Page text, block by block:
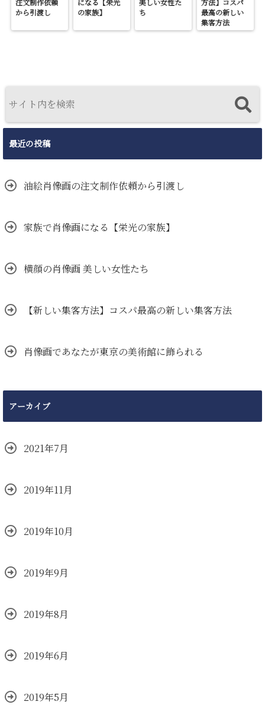
から引渡し
の家族】
ち
最高の新しい
集客方法
最近の投稿
油絵肖像画の注文制作依頼から引渡し
家族で肖像画になる【栄光の家族】
横顔の肖像画 美しい女性たち
【新しい集客方法】コスパ最高の新しい集客方法
肖像画であなたが東京の美術館に飾られる
アーカイブ
2021年7月
2019年11月
2019年10月
2019年9月
2019年8月
2019年6月
2019年5月